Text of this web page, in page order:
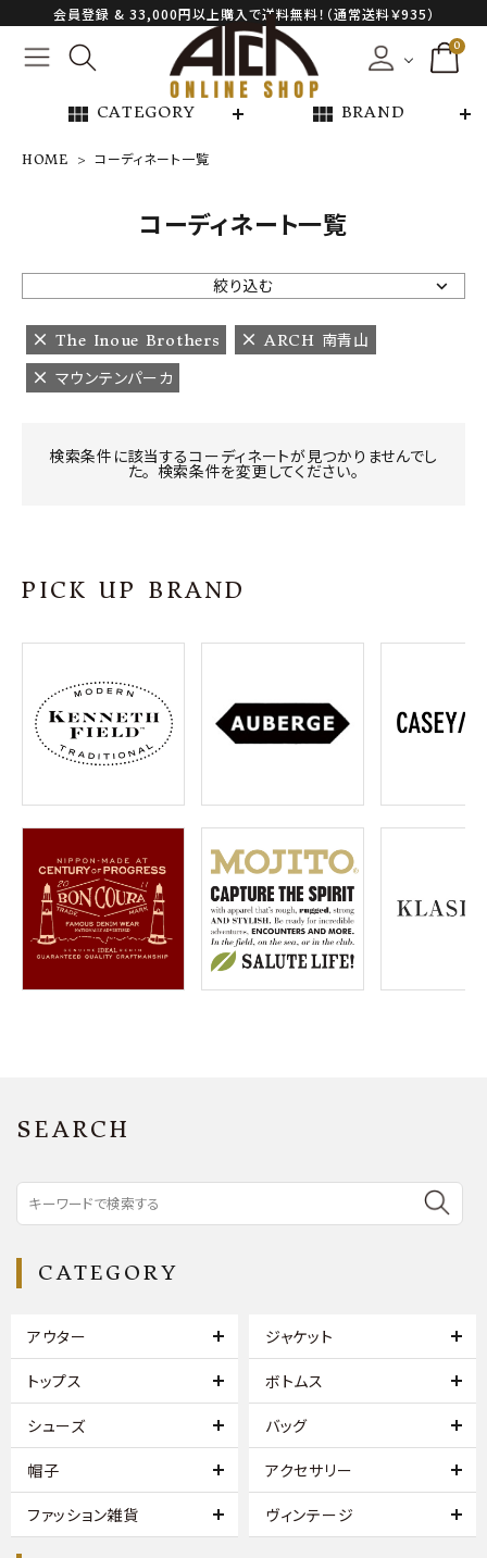
会員登録 & 33,000円以上購入で送料無料！（通常送料￥935）
0
view_module CATEGORY view_module BRAND
NEW ARRIVAL
ARCH EXCLUSIVE
BRAND
CATEGORY
プライバシーポリシー
特定商取引法について
お問い合わせ
OFFICIAL WEB SITE
meeting_room ログイン 会員登録
HOME コーディネート一覧
コーディネート一覧
絞り込む
The Inoue Brothers
ARCH 南青山
マウンテンパーカ
検索条件に該当するコーディネートが見つかりませんでし
た。 検索条件を変更してください。
PICK UP BRAND
SEARCH
CATEGORY
アウター ジャケット
トップス ボトムス
シューズ バッグ
帽子 アクセサリー
ファッション雑貨 ヴィンテージ